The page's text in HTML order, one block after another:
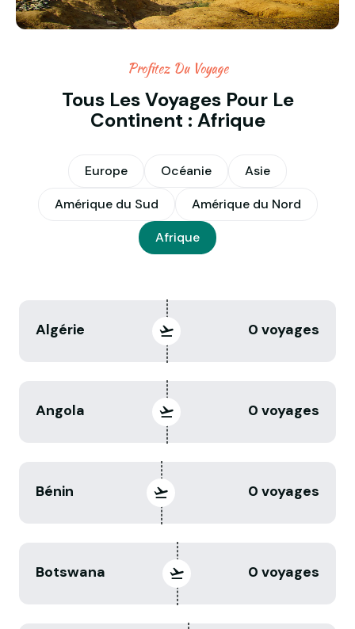
Profitez Du Voyage
Tous Les Voyages Pour Le
Continent : Afrique
Europe Océanie
Asie
Amérique du Sud
Amérique du Nord
Afrique
Algérie 0 voyages
Angola 0 voyages
Bénin 0 voyages
Botswana 0 voyages